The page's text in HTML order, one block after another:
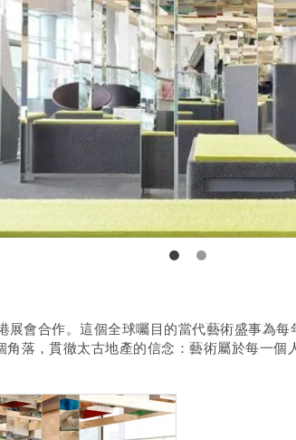
展會合作。這個全球囑目的當代藝術盛事為
落，貫徹太古地產的信念：藝術屬於每一個